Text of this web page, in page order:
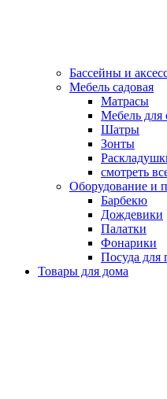
Бассейны и
Мебель садовая
Матрасы
Мебель для
Шатры
Зонты
смотреть
Оборудование и
Барбекю
Дождевики
Палатки
Фонарики
Посуда для
Товары для дома